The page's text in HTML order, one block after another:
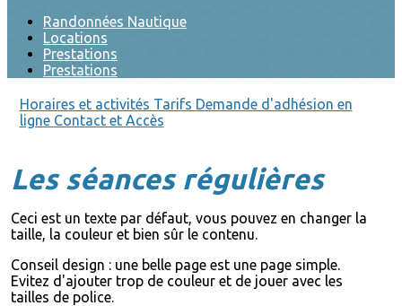
Randonnées Nautique
Locations
Prestations
Prestations
Horaires et activités Tarifs Demande d'adhésion en
ligne Contact et Accès
Les séances régulières
Ceci est un texte par défaut, vous pouvez en changer la
taille, la couleur et bien sûr le contenu.
Conseil design : une belle page est une page simple.
Evitez d'ajouter trop de couleur et de jouer avec les
tailles de police.